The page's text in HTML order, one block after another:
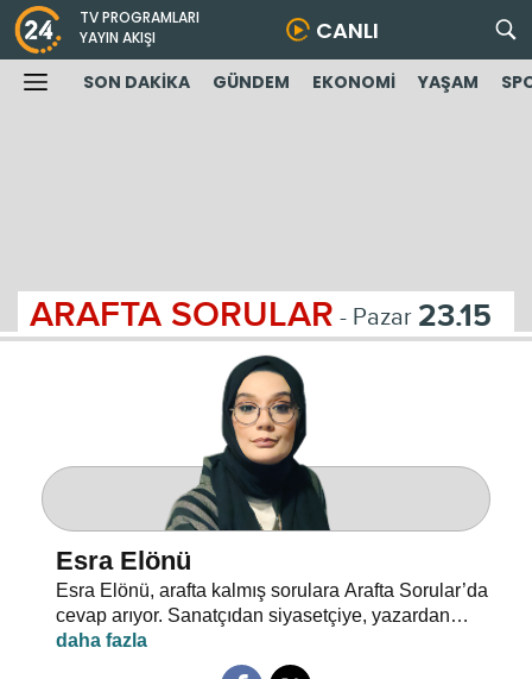
TV PROGRAMLARI
YAYIN AKIŞI
CANLI
SON DAKİKA GÜNDEM EKONOMİ YAŞAM
ARAFTA SORULAR - Pazar 23.15
Esra Elönü
Esra Elönü, arafta kalmış sorulara Arafta Sorular’da
cevap arıyor. Sanatçıdan siyasetçiye, yazardan
oyuncuya herkes kendi arafını bu programda anlatıyor.
Hayata, insana, gündem ve siyasete dair her şeyin